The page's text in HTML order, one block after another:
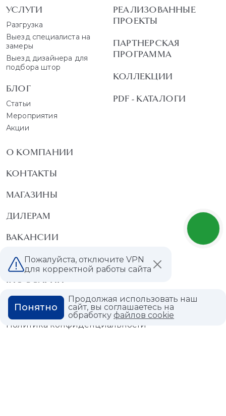
УСЛУГИ
Разгрузка
Выезд специалиста на
замеры
Выезд дизайнера для
подбора штор
БЛОГ
Статьи
Мероприятия
Акции
РЕАЛИЗОВАННЫЕ
ПРОЕКТЫ
ПАРТНЕРСКАЯ
ПРОГРАММА
КОЛЛЕКЦИИ
PDF - КАТАЛОГИ
О КОМПАНИИ
КОНТАКТЫ
МАГАЗИНЫ
ДИЛЕРАМ
ВАКАНСИИ
ВОПРОС ОТВЕТ
ГЛОССАРИЙ
Политика конфиденциальности
Пожалуйста, отключите VPN
для корректной работы сайта
Продолжая использовать наш
сайт, вы соглашаетесь на
обработкуфайлов cookie
Понятно